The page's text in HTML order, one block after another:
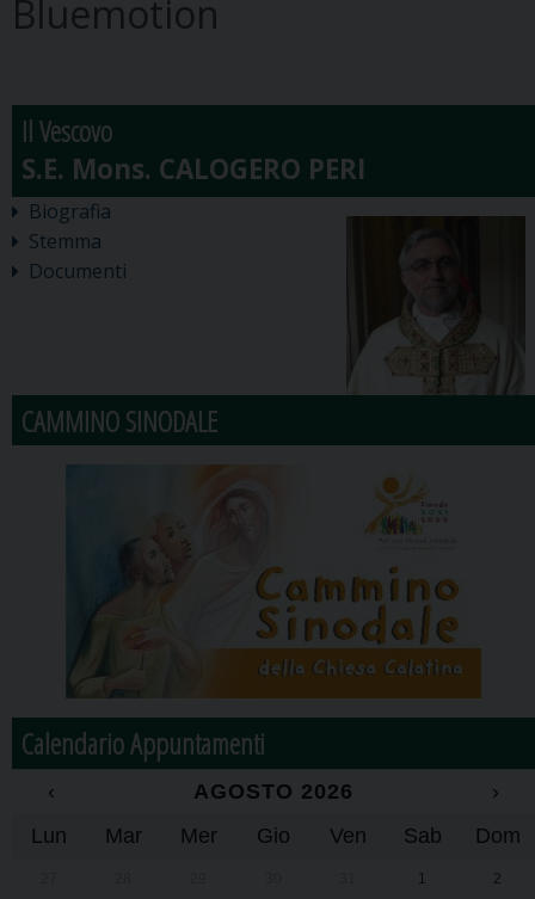
Bluemotion
Il Vescovo
Biografia
Stemma
Documenti
CAMMINO SINODALE
Calendario Appuntamenti
‹ AGOSTO 2026
›
Lun
Mar Mer Gio Ven Sab Dom
1 2